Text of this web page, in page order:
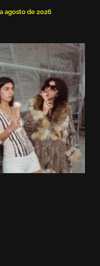
agosto de 2026